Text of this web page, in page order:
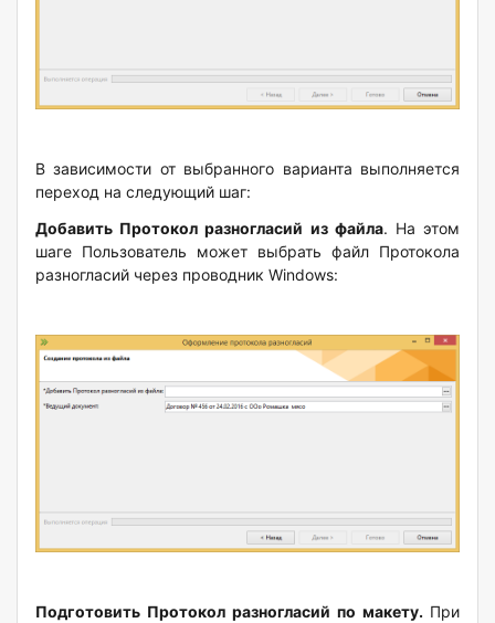
В зависимости от выбранного варианта выполняется
переход на следующий шаг:
Добавить Протокол разногласий из файла. На этом
шаге Пользователь может выбрать файл Протокола
разногласий через проводник Windows:
Подготовить Протокол разногласий по макету. При